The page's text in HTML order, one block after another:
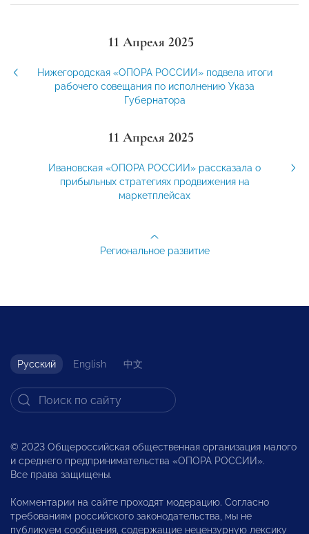
11 Апреля 2025
Нижегородская «ОПОРА РОССИИ» подвела итоги
рабочего совещания по исполнению Указа
Губернатора
11 Апреля 2025
Ивановская «ОПОРА РОССИИ» рассказала о
прибыльных стратегиях продвижения на
маркетплейсах
Региональное развитие
Русский English 中文
© 2023 Общероссийская общественная организация малого
и среднего предпринимательства «ОПОРА РОССИИ».
Все права защищены.
Комментарии на сайте проходят модерацию. Согласно
требованиям российского законодательства, мы не
публикуем сообщения, содержащие нецензурную лексику